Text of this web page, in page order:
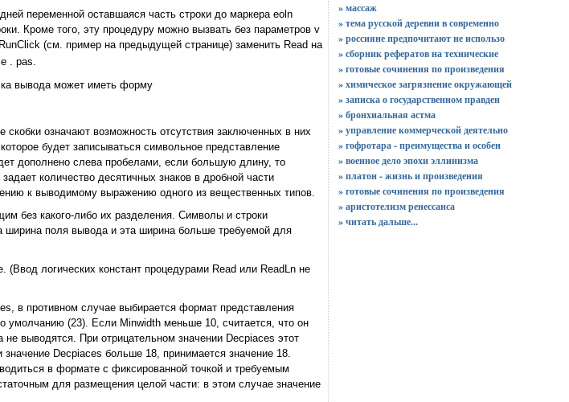
переменной оставшаяся часть строки до маркера eoln
Кроме того, эту процедуру можно вызвать без параметров v
(см. пример на предыдущей странице) заменить Read на
. раs.
вывода может иметь форму
скобки означают возможность отсутствия заключенных в них
будет записываться символьное представление
дополнено слева пробелами, если большую длину, то
количество десятичных знаков в дробной части
к выводимому выражению одного из вещественных типов.
без какого-либо их разделения. Символы и строки
поля вывода и эта ширина больше требуемой для
логических констант процедурами Read или ReadLn не
в противном случае выбирается формат представления
умолчанию (23). Если Minwidth меньше 10, считается, что он
выводятся. При отрицательном значении Decpiaces этот
Decpiaces больше 18, принимается значение 18.
в формате с фиксированной точкой и требуемым
для размещения целой части: в этом случае значение
» массаж
» тема русской деревни в современно
» россияне предпочитают не использо
» сборник рефератов на технические
» готовые сочинения по произведения
» химическое загрязнение окружающей
» записка о государственном правден
» бронхиальная астма
» управление коммерческой деятельно
» гофротара - преимущества и особен
» военное дело эпохи эллинизма
» платон - жизнь и произведения
» готовые сочинения по произведения
» аристотелизм ренессанса
»читать дальше...